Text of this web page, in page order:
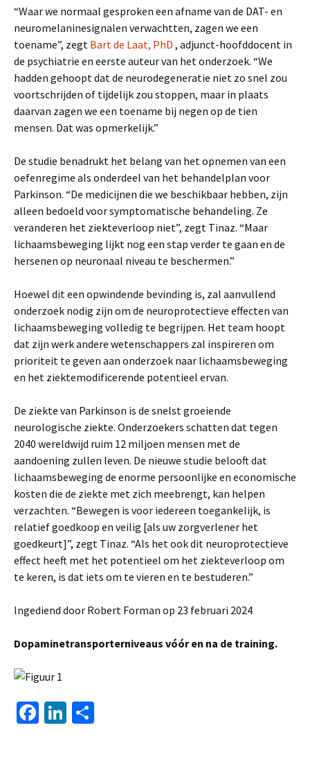
“Waar we normaal gesproken een afname van de DAT- en
neuromelaninesignalen verwachtten, zagen we een
toename”, zegt Bart de Laat, PhD , adjunct-hoofddocent in
de psychiatrie en eerste auteur van het onderzoek. “We
hadden gehoopt dat de neurodegeneratie niet zo snel zou
voortschrijden of tijdelijk zou stoppen, maar in plaats
daarvan zagen we een toename bij negen op de tien
mensen. Dat was opmerkelijk.”
De studie benadrukt het belang van het opnemen van een
oefenregime als onderdeel van het behandelplan voor
Parkinson. “De medicijnen die we beschikbaar hebben, zijn
alleen bedoeld voor symptomatische behandeling. Ze
veranderen het ziekteverloop niet”, zegt Tinaz. “Maar
lichaamsbeweging lijkt nog een stap verder te gaan en de
hersenen op neuronaal niveau te beschermen.”
Hoewel dit een opwindende bevinding is, zal aanvullend
onderzoek nodig zijn om de neuroprotectieve effecten van
lichaamsbeweging volledig te begrijpen. Het team hoopt
dat zijn werk andere wetenschappers zal inspireren om
prioriteit te geven aan onderzoek naar lichaamsbeweging
en het ziektemodificerende potentieel ervan.
De ziekte van Parkinson is de snelst groeiende
neurologische ziekte. Onderzoekers schatten dat tegen
2040 wereldwijd ruim 12 miljoen mensen met de
aandoening zullen leven. De nieuwe studie belooft dat
lichaamsbeweging de enorme persoonlijke en economische
kosten die de ziekte met zich meebrengt, kan helpen
verzachten. “Bewegen is voor iedereen toegankelijk, is
relatief goedkoop en veilig [als uw zorgverlener het
goedkeurt]”, zegt Tinaz. “Als het ook dit neuroprotectieve
effect heeft met het potentieel om het ziekteverloop om
te keren, is dat iets om te vieren en te bestuderen.”
Ingediend door Robert Forman op 23 februari 2024
Dopaminetransporterniveaus vóór en na de training.
Fa Li